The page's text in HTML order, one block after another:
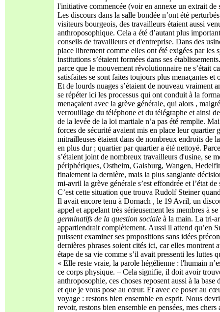
l'initiative commencée (voir en annexe un extrait de
Les discours dans la salle bondée n’ont été
visiteurs bourgeois, des travailleurs étaient aussi
anthroposophique. Cela a été d’autant plus
conseils de travailleurs et d'entreprise. Dans des
place librement comme elles ont été exigées par
institutions s’étaient formées dans ses
parce que le mouvement révolutionnaire ne s’était
satisfaites se sont faites toujours plus menaçantes
Et de lourds nuages s’étaient de nouveau
se répéter ici les processus qui ont conduit à la
menaçaient avec la grève générale, qui alors ,
verrouillage du téléphone et du télégraphe et ainsi
de la levée de la loi martiale n’a pas été remplie.
forces de sécurité avaient mis en place leur quartier
mitrailleuses étaient dans de nombreux endroits de
en plus dur ; quartier par quartier a été nettoyé.
s’étaient joint de nombreux travailleurs d'usine, se
périphériques, Ostheim, Gaisburg, Wangen,
finalement la dernière, mais la plus sanglante
mi-avril la grève générale s’est effondrée et l’état
C’est cette situation que trouva Rudolf Steiner
Il avait encore tenu à Dornach , le 19 Avril, un
appel et appelant très sérieusement les membres à
germinatifs de la question sociale à la main. La tri-
appartiendrait complètement. Aussi il attend qu’en
puissent examiner ses propositions sans idées
dernières phrases soient cités ici, car elles
étape de sa vie comme s’il avait pressenti les luttes
« Elle reste vraie, la parole hégélienne : l'humain
ce corps physique. – Cela signifie, il doit avoir
anthroposophie, ces choses reposent aussi à la
et que je vous pose au cœur. Et avec ce poser au
voyage : restons bien ensemble en esprit. Nous
revoir, restons bien ensemble en pensées, mes